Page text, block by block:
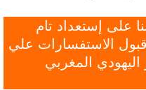
على إستعداد تام
الاستفسارات علي
المغربي